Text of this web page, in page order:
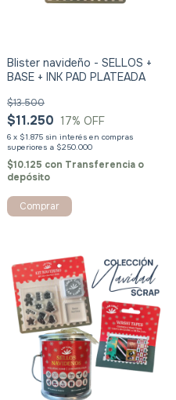
Blister navideño - SELLOS +
BASE + INK PAD PLATEADA
$11.250
$13.500
17% OFF
6 x $1.875 sin interés
$10.125 con Transferencia o
depósito